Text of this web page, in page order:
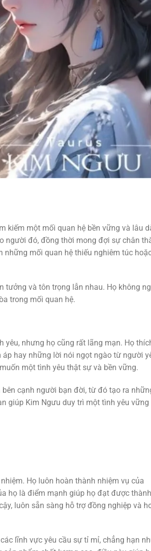
kiếm một mối quan hệ bền vững và lâu
người đó, đồng thời mong đợi sự chân
mối quan hệ thiếu nghiêm túc
tưởng và tôn trọng lẫn nhau. Họ không
trong mối quan hệ.
nhưng họ cũng rất lãng mạn. Họ
hay những lời nói ngọt ngào từ người
một tình yêu thật sự và bền vững.
cạnh người bạn đời, từ đó tạo ra
giúp Kim Ngưu duy trì một tình yêu vững
Họ luôn hoàn thành nhiệm vụ của
họ là điểm mạnh giúp họ đạt được thành
luôn sẵn sàng hỗ trợ đồng nghiệp và
lĩnh vực yêu cầu sự tỉ mỉ, chẳng hạn